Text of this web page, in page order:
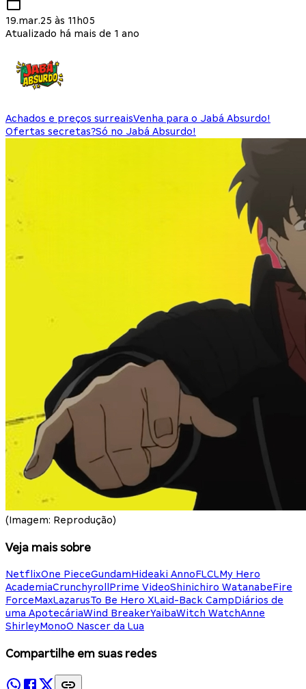
19.mar.25 às 11h05
Atualizado há mais de 1 ano
Achados e preços surreaisVenha para o Jabá Absurdo!
Ofertas secretas?Só no Jabá Absurdo!
(Imagem: Reprodução)
Veja mais sobre
NetflixOne PieceGundamHideaki AnnoFLCLMy Hero
AcademiaCrunchyroll Prime VideoShinichiro WatanabeFire
ForceMaxLazarusTo Be Hero XLaid-Back CampDiários de
uma ApotecáriaWind BreakerYaibaWitch WatchAnne
ShirleyMonoO Nascer da Lua
Compartilhe em suas redes